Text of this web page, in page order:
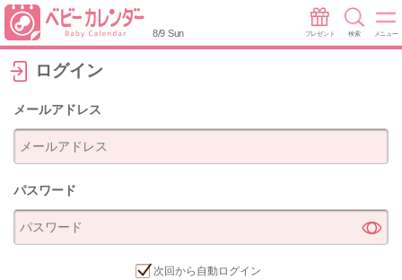
8/9 Sun プレゼント 検索 メニュー
ログイン
メールアドレス
パスワード
次回から自動ログイン